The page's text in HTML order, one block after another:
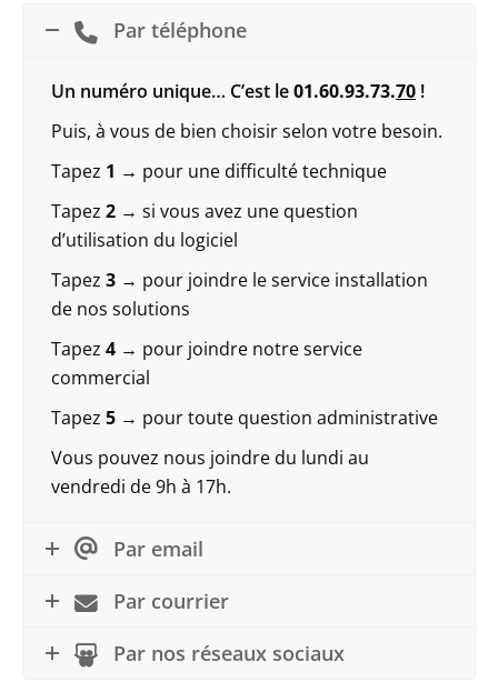
Par téléphone
Un numéro unique… C’est le01.60.93.73.70 !
Puis, à vous de bien choisir selon votre besoin.
Tapez 1 → pour une difficulté technique
Tapez 2 → si vous avez une question
d’utilisation du logiciel
Tapez 3 → pour joindre le service installation
de nos solutions
Tapez 4 → pour joindre notre service
commercial
Tapez 5 → pour toute question administrative
Vous pouvez nous joindre du lundi au
vendredi de 9h à 17h.
Par email
Par courrier
Par nos réseaux sociaux